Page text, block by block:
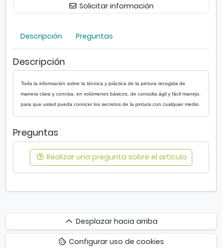
a
e
m
Solicitar información
Descripción Preguntas
Descripción
Toda la información sobre la técnica y práctica de la pintura recogida de
manera clara y concisa, en volúmenes básicos, de consulta ágil y fácil manejo,
para que usted pueda conocer los secretos de la pintura con cualquier medio.
Preguntas
Realizar una pregunta sobre el artículo
Desplazar
hacia
arriba
Desplazar hacia arriba
Configurar uso de cookies